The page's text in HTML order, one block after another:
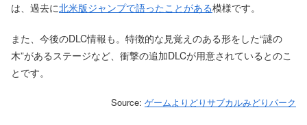
は、過去に北米版ジャンプで語ったことがある模様です。
また、今後のDLC情報も。特徴的な見覚えのある形をした“謎の
木”があるステージなど、衝撃の追加DLCが用意されているとのこ
とです。
Source: ゲームよりどりサブカルみどりパーク